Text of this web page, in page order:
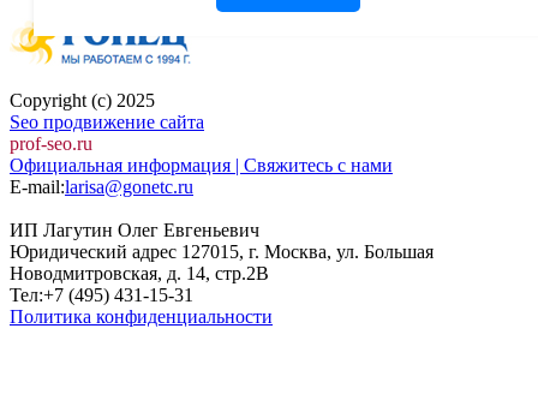
Copyright (c) 2025
Seo продвижение сайта
prof-seo.ru
Официальная информация | Свяжитесь с нами
E-mail:larisa@gonetc.ru
ИП Лагутин Олег Евгеньевич
Юридический адрес 127015, г. Москва, ул. Большая
Новодмитровская, д. 14, стр.2B
Тел:+7 (495) 431-15-31
Политика конфиденциальности